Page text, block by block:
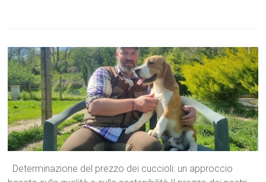
Determinazione del prezzo dei cuccioli: un approccio